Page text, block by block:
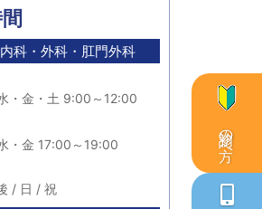
初診の方へ
科・外科・肛門外科
・金・土 9:00～12:00
・金 17:00～19:00
/ 日 / 祝